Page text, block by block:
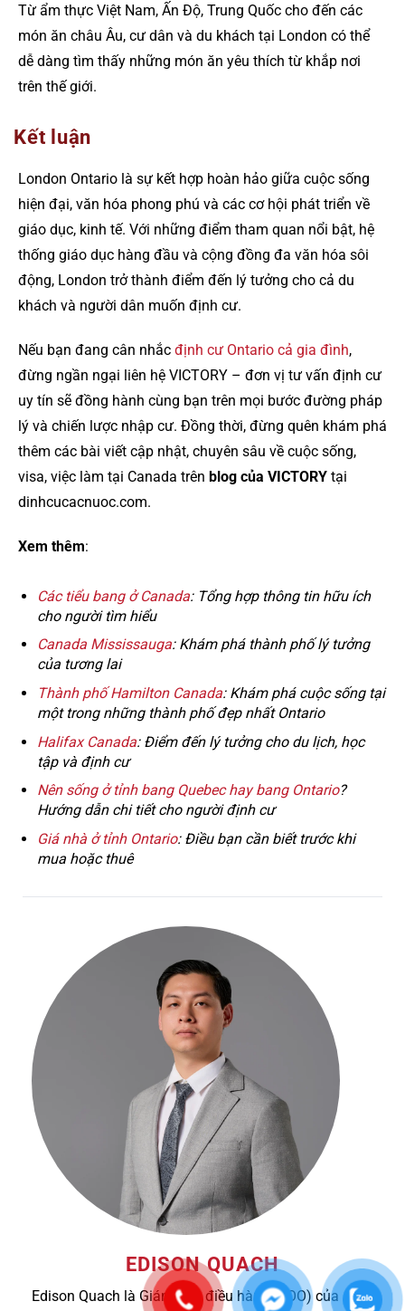
Từ ẩm thực Việt Nam, Ấn Độ, Trung Quốc cho đến các
món ăn châu Âu, cư dân và du khách tại London có thể
dễ dàng tìm thấy những món ăn yêu thích từ khắp nơi
trên thế giới.
Kết luận
London Ontario là sự kết hợp hoàn hảo giữa cuộc sống
hiện đại, văn hóa phong phú và các cơ hội phát triển về
giáo dục, kinh tế. Với những điểm tham quan nổi bật, hệ
thống giáo dục hàng đầu và cộng đồng đa văn hóa sôi
động, London trở thành điểm đến lý tưởng cho cả du
khách và người dân muốn định cư.
Nếu bạn đang cân nhắc định cư Ontario cả gia đình,
đừng ngần ngại liên hệ VICTORY – đơn vị tư vấn định cư
uy tín sẽ đồng hành cùng bạn trên mọi bước đường pháp
lý và chiến lược nhập cư. Đồng thời, đừng quên khám phá
thêm các bài viết cập nhật, chuyên sâu về cuộc sống,
visa, việc làm tại Canada trên blog của VICTORY tại
dinhcucacnuoc.com.
Xem thêm:
Các tiểu bang ở Canada: Tổng hợp thông tin hữu ích
cho người tìm hiểu
Canada Mississauga: Khám phá thành phố lý tưởng
của tương lai
Thành phố Hamilton Canada: Khám phá cuộc sống tại
một trong những thành phố đẹp nhất Ontario
Halifax Canada: Điểm đến lý tưởng cho du lịch, học
tập và định cư
Nên sống ở tỉnh bang Quebec hay bang Ontario?
Hướng dẫn chi tiết cho người định cư
Giá nhà ở tỉnh Ontario: Điều bạn cần biết trước khi
mua hoặc thuê
EDISON QUACH
Edison Quach là Giám đốc điều hành (COO) của